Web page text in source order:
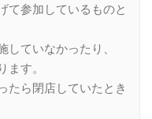
て参加しているものと
ていなかったり、
す。
たら閉店していたとき